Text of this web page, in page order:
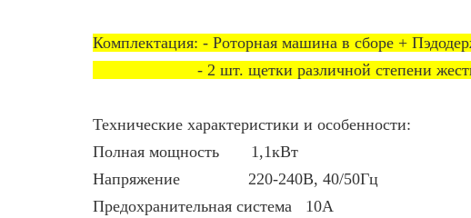
Комплектация: - Роторная машина в сборе +
- 2 шт. щетки различной степени
Технические характеристики и особенности:
Полная мощность 1,1кВт
Напряжение 220-240В, 40/50Гц
Предохранительная система 10А